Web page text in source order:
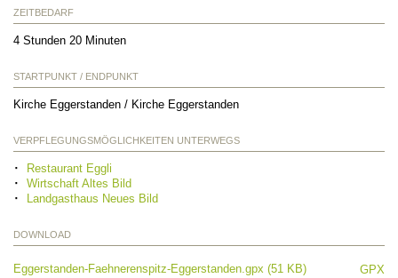
ZEITBEDARF
4 Stunden 20 Minuten
STARTPUNKT / ENDPUNKT
Kirche Eggerstanden / Kirche Eggerstanden
VERPFLEGUNGSMÖGLICHKEITEN UNTERWEGS
Restaurant Eggli
Wirtschaft Altes Bild
Landgasthaus Neues Bild
DOWNLOAD
Eggerstanden-Faehnerenspitz-Eggerstanden.gpx (51 KB) GPX